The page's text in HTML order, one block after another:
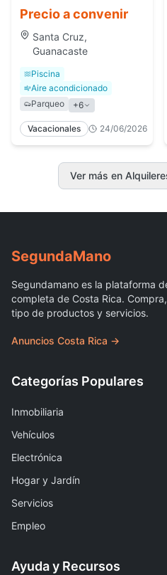
Rica | Villa with Pool
Precio a convenir
Santa Cruz,
Guanacaste
Piscina
Aire acondicionado
Parqueo
+6
Vacacionales 24/06/2026
Ver más en
SegundaMano
Segundamano es la plataforma
completa de Costa Rica.
tipo de productos y servicios.
Anuncios Costa Rica →
Categorías Populares
Inmobiliaria
Vehículos
Electrónica
Hogar y Jardín
Servicios
Empleo
Ayuda y Recursos